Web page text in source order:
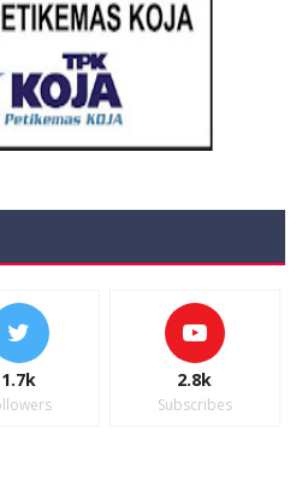
1.7k 2.8k
Subscribes